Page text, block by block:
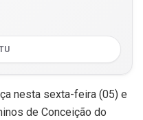
nesta sexta-feira (05) e
de Conceição do